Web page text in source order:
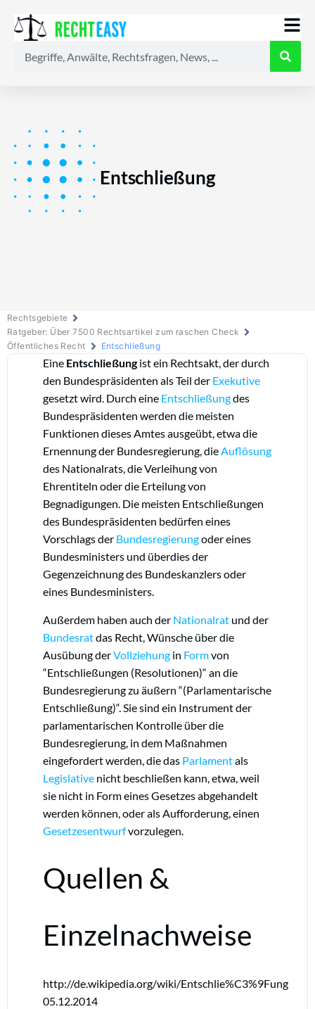
Entschließung
Rechtsgebiete
Ratgeber: Über 7500 Rechtsartikel zum raschen Check
Öffentliches Recht
Entschließung
Eine Entschließungist ein Rechtsakt, der durch
den Bundespräsidenten als Teil der Exekutive
gesetzt wird. Durch eine Entschließungdes
Bundespräsidenten werden die meisten
Funktionen dieses Amtes ausgeübt, etwa die
Ernennung der Bundesregierung, dieAuflösung
des Nationalrats, die Verleihung von
Ehrentiteln oder die Erteilung von
Begnadigungen. Die meisten Entschließungen
des Bundespräsidenten bedürfen eines
Vorschlags der Bundesregierungoder eines
Bundesministers und überdies der
Gegenzeichnung des Bundeskanzlers oder
eines Bundesministers.
Außerdem haben auch der Nationalrat und der
Bundesratdas Recht, Wünsche über die
Ausübung derVollziehung in Formvon
“Entschließungen (Resolutionen)“ an die
Bundesregierung zu äußern “(Parlamentarische
Entschließung)“. Sie sind ein Instrument der
parlamentarischen Kontrolle über die
Bundesregierung, in dem Maßnahmen
eingefordert werden, die das Parlamentals
Legislative nicht beschließen kann, etwa, weil
sie nicht in Form eines Gesetzes abgehandelt
werden können, oder als Aufforderung, einen
Gesetzesentwurfvorzulegen.
Quellen &
Einzelnachweise
http://de.wikipedia.org/wiki/Entschlie%C3%9Fung
05.12.2014